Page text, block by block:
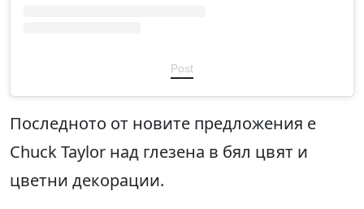
Post
Последното от новите предложения е
Chuck Taylor над глезена в бял цвят и
цветни декорации.